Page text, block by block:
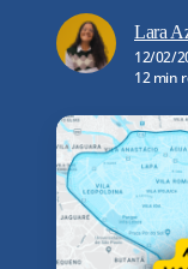
Lara
12/02/
12 min